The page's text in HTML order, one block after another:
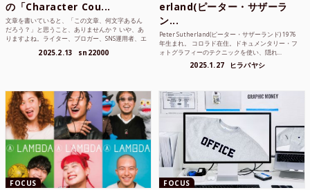
の「Character Cou...
文章を書いていると、「この文章、何文字あるん
だろう？」と思うこと、ありませんか？ いや、あ
りますよね。ライター、ブロガー、SNS運用者、エ
2025.2.13 sn22000
erland(ピーター・サザーラ
ン...
Peter Sutherland(ピーター・サザーランド) 1976
年生まれ。 コロラド在住。ドキュメンタリー・フ
ォトグラフィーのテクニックを使い、隠れ...
2025.1.27 ヒラバヤシ
FOCUS FOCUS